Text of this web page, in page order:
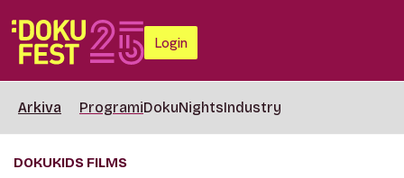
Login
Arkiva ProgramiDokuNightsIndustry
DOKUKIDS FILMS